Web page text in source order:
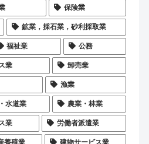
保険業
鉱業，採石業，砂利採取業
福祉業 公務
業 卸売業
漁業
水道業 農業・林業
業 労働者派遣業